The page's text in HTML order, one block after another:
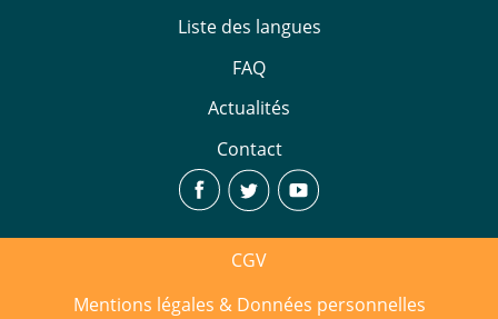
Liste des langues
FAQ
Actualités
Contact
CGV
Mentions légales & Données personnelles